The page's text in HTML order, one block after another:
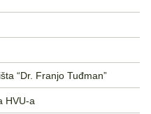
“Dr. Franjo Tuđman”
HVU-a